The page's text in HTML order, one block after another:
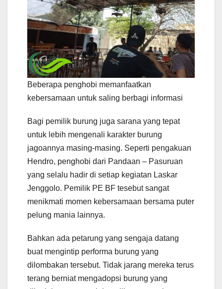
Beberapa penghobi memanfaatkan
kebersamaan untuk saling berbagi informasi
Bagi pemilik burung juga sarana yang tepat
untuk lebih mengenali karakter burung
jagoannya masing-masing. Seperti pengakuan
Hendro, penghobi dari Pandaan – Pasuruan
yang selalu hadir di setiap kegiatan Laskar
Jenggolo. Pemilik PE BF tesebut sangat
menikmati momen kebersamaan bersama puter
pelung mania lainnya.
Bahkan ada petarung yang sengaja datang
buat mengintip performa burung yang
dilombakan tersebut. Tidak jarang mereka terus
terang berniat mengadopsi burung yang